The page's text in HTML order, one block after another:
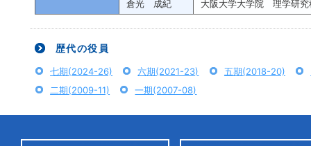
倉光 成紀
大阪大学大学院 理学研究
歴代の役員
七期(2024-26) 六期(2021-23) 五期(2018-20)
二期(2009-11)
一期(2007-08)